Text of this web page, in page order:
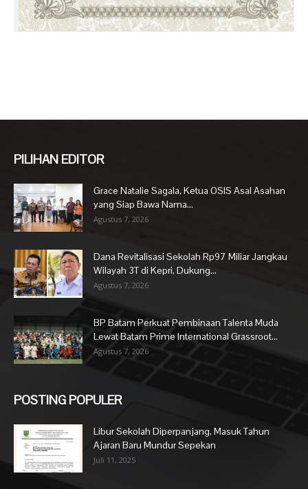
PILIHAN EDITOR
Grace Natalie Sagala, Ketua OSIS Asal Asahan
yang Siap Bawa Nama...
Agustus 7, 2026
Dana Revitalisasi Sekolah Rp97 Miliar Jangkau
Wilayah 3T di Kepri, Dukung...
Agustus 7, 2026
BP Batam Perkuat Pembinaan Talenta Muda
Lewat Batam Prime International Grassroot...
Agustus 7, 2026
POSTING POPULER
Libur Sekolah Diperpanjang, Masuk Tahun
Ajaran Baru Mundur Sepekan
Juli 11, 2025